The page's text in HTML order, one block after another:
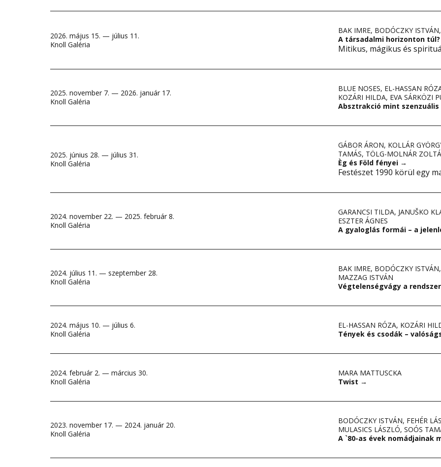
2026. május 15. — július 11.
Knoll Galéria
BAK IMRE, BODÓCZKY ISTVÁN,
A társadalmi horizonton túl?
Mitikus, mágikus és
2025. november 7. — 2026. január 17.
Knoll Galéria
BLUE NOSES, EL-HASSAN
KOZÁRI HILDA, EVA SÁRKÖZI
Absztrakció mint
2025. június 28. — július 31.
Knoll Galéria
GÁBOR ÁRON, KOLLÁR
TAMÁS, TÖLG-MOLNÁR
Èg és Föld fényei →
Festészet 1990 körül egy
2024. november 22. — 2025. február 8.
Knoll Galéria
GARANCSI TILDA, JANUŠKO
ESZTER ÁGNES
A gyaloglás formái – a
2024. július 11. — szeptember 28.
Knoll Galéria
BAK IMRE, BODÓCZKY ISTVÁN,
MAZZAG ISTVÁN
Végtelenségvágy a
2024. május 10. — július 6.
Knoll Galéria
EL-HASSAN RÓZA, KOZÁRI
Tények és csodák –
2024. február 2. — március 30.
Knoll Galéria
MARA MATTUSCKA
Twist →
2023. november 17. — 2024. január 20.
Knoll Galéria
BODÓCZKY ISTVÁN, FEHÉR
MULASICS LÁSZLÓ, SOÓS
A `80-as évek nomádjainak